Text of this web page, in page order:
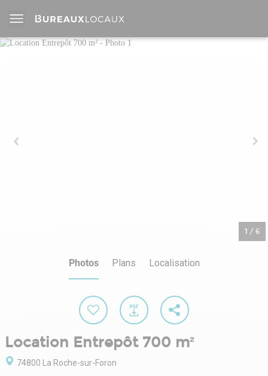
1 / 6
Photos Plans Localisation
Location Entrepôt 700 m²
74800 La Roche-sur-Foron